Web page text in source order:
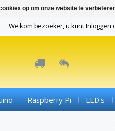
Welkom bezoeker, u kuntInloggen
Raspberry Pi LED's
op om onze website te